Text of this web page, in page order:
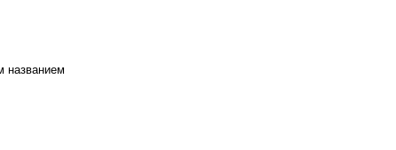
названием